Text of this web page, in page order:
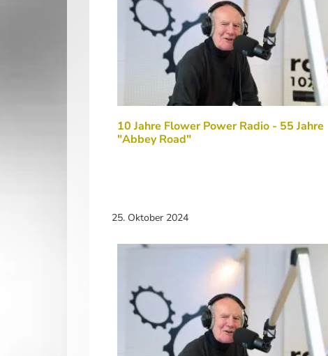
10 Jahre Flower Power Radio - 55 Jahre
"Abbey Road"
25. Oktober 2024